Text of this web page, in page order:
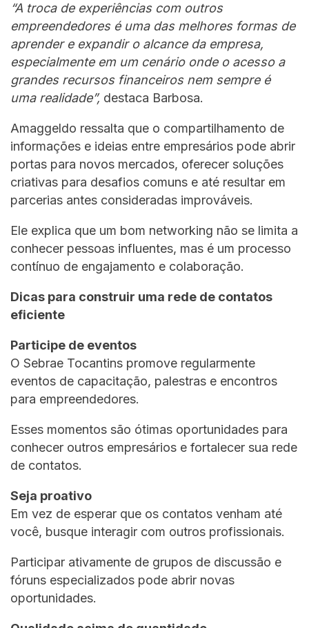
“A troca de experiências com outros
empreendedores é uma das melhores formas de
aprender e expandir o alcance da empresa,
especialmente em um cenário onde o acesso a
grandes recursos financeiros nem sempre é
uma realidade”, destaca Barbosa.
Amaggeldo ressalta que o compartilhamento de
informações e ideias entre empresários pode abrir
portas para novos mercados, oferecer soluções
criativas para desafios comuns e até resultar em
parcerias antes consideradas improváveis.
Ele explica que um bom networking não se limita a
conhecer pessoas influentes, mas é um processo
contínuo de engajamento e colaboração.
Dicas para construir uma rede de contatos
eficiente
Participe de eventos
O Sebrae Tocantins promove regularmente
eventos de capacitação, palestras e encontros
para empreendedores.
Esses momentos são ótimas oportunidades para
conhecer outros empresários e fortalecer sua rede
de contatos.
Seja proativo
Em vez de esperar que os contatos venham até
você, busque interagir com outros profissionais.
Participar ativamente de grupos de discussão e
fóruns especializados pode abrir novas
oportunidades.